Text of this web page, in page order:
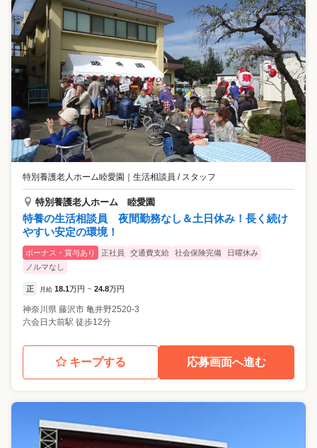
特別養護老人ホーム睦愛園 生活相談員 / スタッフ
特別養護老人ホーム 睦愛園
特養の生活相談員 夜間勤務なし＆土日休み！長く続け
やすい安定の環境！
ボーナス・賞与あり 正社員 交通費支給 社会保険完備
日曜休み
ノルマなし
正 月給 18.1万円 ~ 24.8万円
神奈川県 藤沢市 亀井野2520-3
六会日大前駅 徒歩12分
キープする 応募画面へ進む